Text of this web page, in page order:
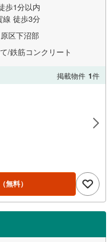
歩1分以内
徒歩3分
区下沼部
/鉄筋コンクリート
掲載物件 1件
（無料）